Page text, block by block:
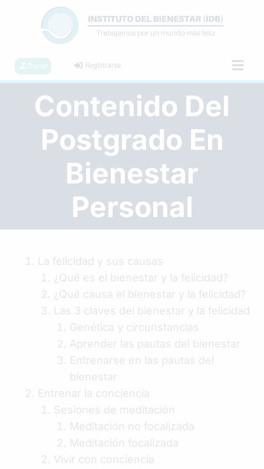
Donar Regístrarse
Contenido Del
Postgrado En
Bienestar
Personal
La felicidad y sus causas
¿Qué es el bienestar y la felicidad?
¿Qué causa el bienestar y la felicidad?
Las 3 claves del bienestar y la felicidad
Genética y circunstancias
Aprender las pautas del bienestar
Entrenarse en las pautas del
bienestar
Entrenar la conciencia
Sesiones de meditación
Meditación no focalizada
Meditación focalizada
Vivir con conciencia